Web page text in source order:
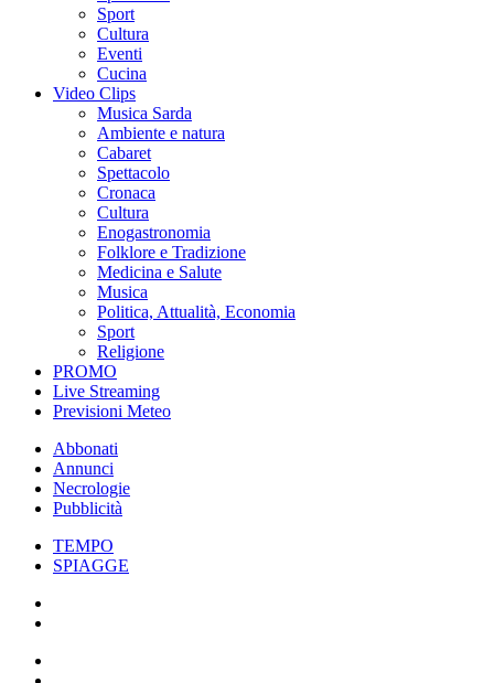
Sport
Cultura
Eventi
Cucina
Video Clips
Musica Sarda
Ambiente e natura
Cabaret
Spettacolo
Cronaca
Cultura
Enogastronomia
Folklore e Tradizione
Medicina e Salute
Musica
Politica, Attualità, Economia
Sport
Religione
PROMO
Live Streaming
Previsioni Meteo
Abbonati
Annunci
Necrologie
Pubblicità
TEMPO
SPIAGGE